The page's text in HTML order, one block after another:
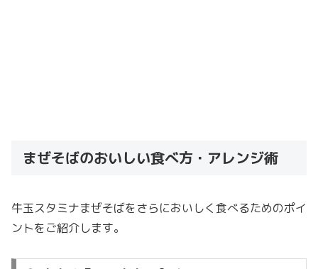
まぜそばのおいしい食べ方・アレンジ術
牛玉スタミナまぜそばをさらにおいしく食べるためのポイ
ントをご紹介します。